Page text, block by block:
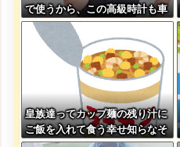
で使うから、この高級時計も車
もぜ～んぶ経費でタダ！ｗ」←
まさかコレ本気にしてる奴なん
ておらんよな？よな？w w w w
w w w w w w w
皇族達ってカップ麺の残り汁に
ご飯を入れて食う幸せ知らなそ